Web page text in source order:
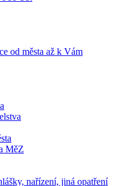
od města až k Vám
MěZ
nařízení, jiná opatření